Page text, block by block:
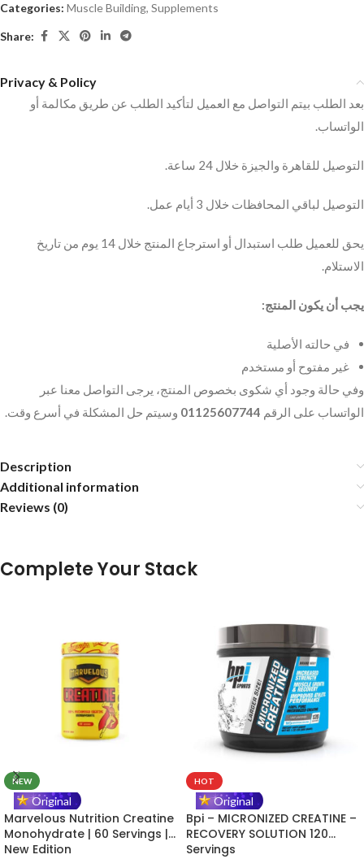
Categories: Muscle Building, Supplements
Share:
Privacy & Policy
بعد الطلب بيتم التواصل مع العميل لتأكيد الطلب عن طريق مكالمة أو
الواتساب.
التوصيل للقاهرة والجيزة خلال 24 ساعة.
التوصيل لباقي المحافظات خلال 3 أيام عمل.
يحق للعميل طلب استبدال أو استرجاع المنتج خلال 14 يوم من تاريخ
الاستلام.
يجب أن يكون المنتج:
في حالته الأصلية
غير مفتوح أو مستخدم
وفي حالة وجود أي شكوى بخصوص المنتج، يرجى التواصل معنا عبر
الواتساب على الرقم 01125607744 وسيتم حل المشكلة في أسرع وقت.
Description
Additional information
Reviews (0)
NEW
Original
Marvelous Nutrition Creatine
Monohydrate | 60 Servings |
New Edition
HOT
Original
Bpi – MICRONIZED CREATINE –
RECOVERY SOLUTION 120
Servings